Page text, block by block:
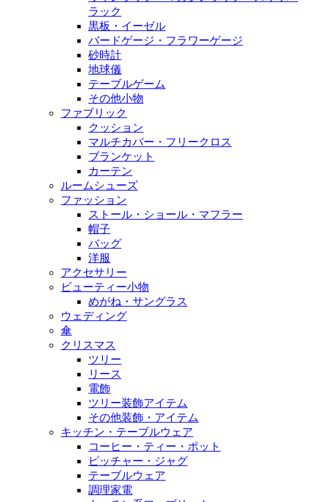
ラック
黒板・イーゼル
バードゲージ・フラワーゲージ
砂時計
地球儀
テーブルゲーム
その他小物
ファブリック
クッション
マルチカバー・フリークロス
ブランケット
カーテン
ルームシューズ
ファッション
ストール・ショール・マフラー
帽子
バッグ
洋服
アクセサリー
ビューティー小物
めがね・サングラス
ウェディング
傘
クリスマス
ツリー
リース
電飾
ツリー装飾アイテム
その他装飾・アイテム
キッチン・テーブルウェア
コーヒー・ティー・ポット
ピッチャー・ジャグ
テーブルウェア
調理家電